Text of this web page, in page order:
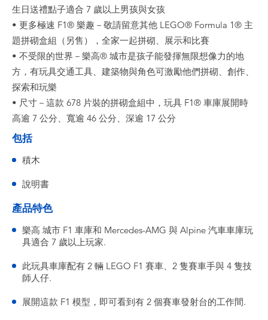
生日送禮點子適合 7 歲以上男孩與女孩
• 更多極速 F1® 樂趣－敬請留意其他 LEGO® Formula 1® 主
題拼砌盒組（另售），全家一起拼砌、展示和比賽
• 不受限的世界－樂高® 城市是孩子能發揮無限想像力的地
方，有玩具交通工具、建築物與角色可激勵他們拼砌、創作、
探索和玩樂
• 尺寸－這款 678 片裝的拼砌盒組中，玩具 F1® 車庫展開時
高逾 7 公分、寬逾 46 公分、深逾 17 公分
包括
積木
說明書
產品特色
樂高 城市 F1 車庫和 Mercedes-AMG 與 Alpine 汽車車庫玩
具適合 7 歲以上玩家.
此玩具車庫配有 2 輛 LEGO F1 賽車、2 隻賽車手與 4 隻技
師人仔.
展開這款 F1 模型，即可看到有 2 個賽車發射台的工作間.